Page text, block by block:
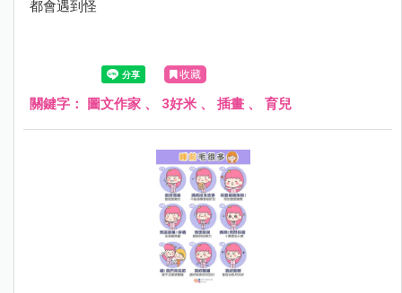
都會遇到怪
收藏
關鍵字： 圖文作家 、 3好米 、 插畫 、 育兒